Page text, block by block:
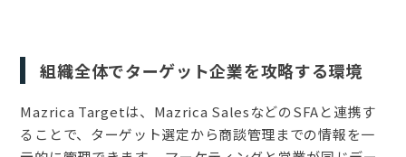
組織全体でターゲット企業を攻略する環境
Mazrica Targetは、Mazrica SalesなどのSFAと連携す
ることで、ターゲット選定から商談管理までの情報を一